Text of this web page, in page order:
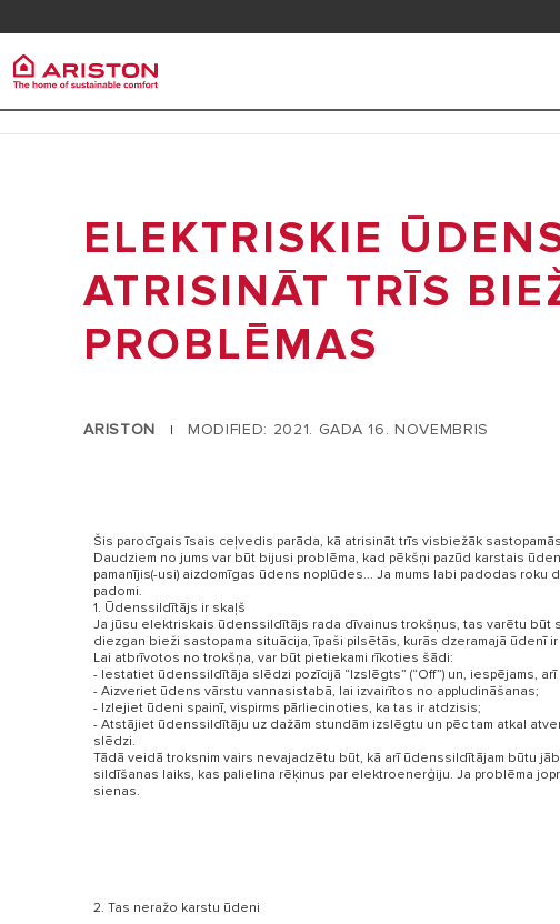
MŪSU GRUPA
KARJERAS
ŪDENS SILDĪTĀJI ELEKTRISKAIS
MALKAS ŪDENS
VISI MODEĻI NO
ELEKTRISKIE
ATRISINĀT TRĪS
PROBLĒMAS
ARISTON | MODIFIED: 2021. GADA 16. NOVEMBRIS
Šis parocīgais īsais ceļvedis parāda, kā atrisināt trīs visbiežāk
Daudziem no jums var būt bijusi problēma, kad pēkšņi pazūd karstais
pamanījis(-usi) aizdomīgas ūdens noplūdes... Ja mums labi padodas roku
padomi.
1. Ūdenssildītājs ir skaļš
Ja jūsu elektriskais ūdenssildītājs rada dīvainus trokšņus, tas varētu būt
diezgan bieži sastopama situācija, īpaši pilsētās, kurās dzeramajā ūdenī
Lai atbrīvotos no trokšņa, var būt pietiekami rīkoties šādi:
- Iestatiet ūdenssildītāja slēdzi pozīcijā “Izslēgts” (“Off”) un, iespējams,
- Aizveriet ūdens vārstu vannasistabā, lai izvairītos no appludināšanas;
- Izlejiet ūdeni spainī, vispirms pārliecinoties, ka tas ir atdzisis;
- Atstājiet ūdenssildītāju uz dažām stundām izslēgtu un pēc tam atkal
slēdzi.
Tādā veidā troksnim vairs nevajadzētu būt, kā arī ūdenssildītājam būtu
sildīšanas laiks, kas palielina rēķinus par elektroenerģiju. Ja problēma
sienas.
2. Tas neražo karstu ūdeni